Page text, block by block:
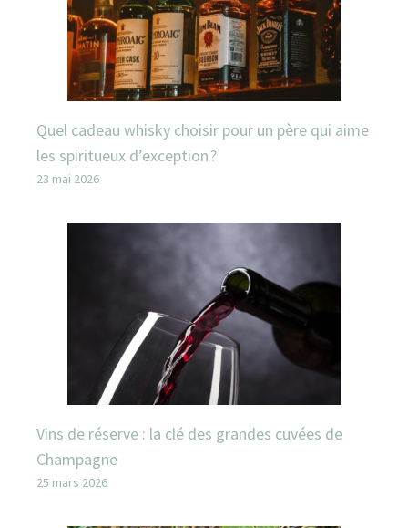
Quel cadeau whisky choisir pour un père qui aime
les spiritueux d’exception ?
23 mai 2026
Vins de réserve : la clé des grandes cuvées de
Champagne
25 mars 2026